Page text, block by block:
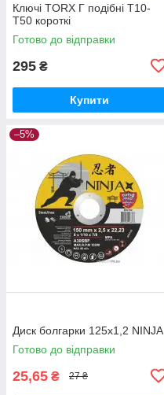
Ключі TORX Г подібні Т10-
Т50 короткі
Готово до відправки
295 ₴
Купити
–5%
Диск болгарки 125х1,2 NINJA
Готово до відправки
25,65 ₴ 27 ₴